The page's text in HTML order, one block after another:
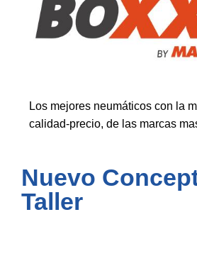
Los mejores neumáticos con la
calidad-precio, de las marcas
Nuevo
Taller